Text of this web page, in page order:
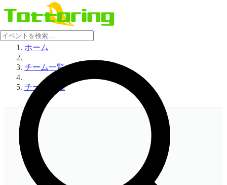
ホーム
チーム一覧
チーム詳細